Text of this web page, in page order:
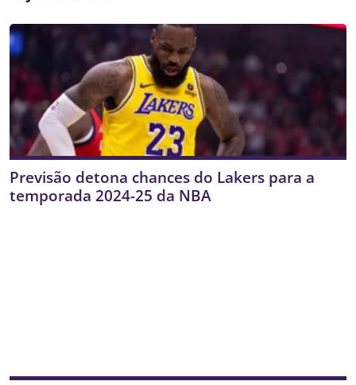
Previsão detona chances do Lakers para a
temporada 2024-25 da NBA